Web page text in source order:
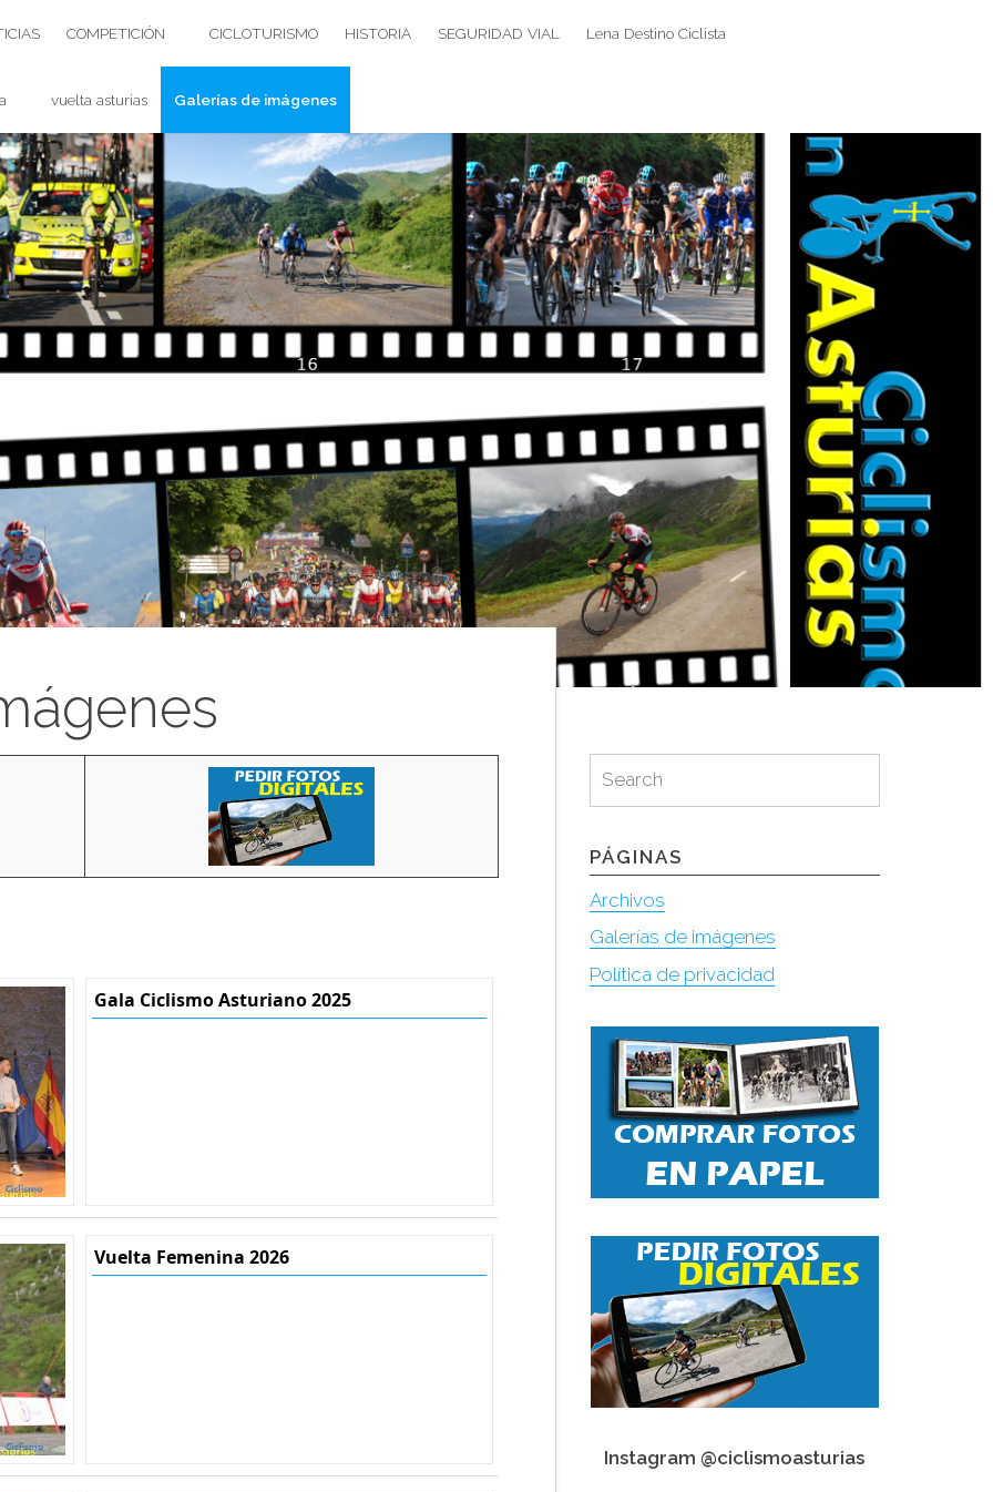
COMPETICIÓN CICLOTURISMO HISTORIA SEGURIDAD VIAL Lena Destino Ciclista
vuelta asturias Galerías de imágenes
Gala Ciclismo Asturiano 2025
Vuelta Femenina 2026
for:
Search
PÁGINAS
Archivos
Galerías de imágenes
Política de privacidad
Instagram @ciclismoasturias